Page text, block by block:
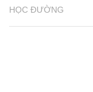
HỌC ĐƯỜNG